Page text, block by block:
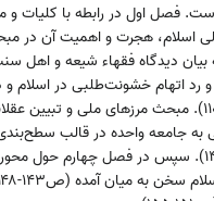
فصل اول در رابطه با کلیات
هجرت و اهمیت آن در
به بیان دیدگاه فقهاء شیعه و
و رد اتهام خشونت‌طلبی در
پرداخته می‌شود (ص۴۵-۱۱۰). مبحث مرزهای
جامعه واحده در قالب
بررسی قرار گرفته است (ص۱۱۳-۱۴۰). سپس در فصل